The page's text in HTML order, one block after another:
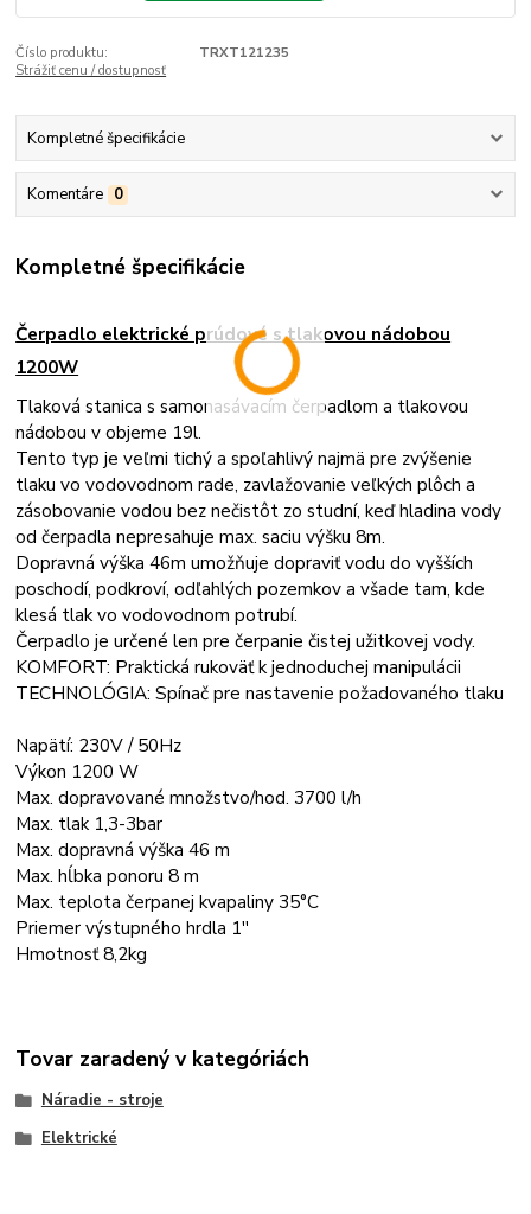
Číslo produktu:
TRXT121235
Strážiť cenu / dostupnosť
Kompletné špecifikácie
Komentáre 0
Kompletné špecifikácie
Čerpadlo elektrické prúdové s tlakovou nádobou
1200W
Tlaková stanica s samonasávacím čerpadlom a tlakovou
nádobou v objeme 19l.
Tento typ je veľmi tichý a spoľahlivý najmä pre zvýšenie
tlaku vo vodovodnom rade, zavlažovanie veľkých plôch a
zásobovanie vodou bez nečistôt zo studní, keď hladina vody
od čerpadla nepresahuje max. saciu výšku 8m.
Dopravná výška 46m umožňuje dopraviť vodu do vyšších
poschodí, podkroví, odľahlých pozemkov a všade tam, kde
klesá tlak vo vodovodnom potrubí.
Čerpadlo je určené len pre čerpanie čistej užitkovej vody.
KOMFORT: Praktická rukoväť k jednoduchej manipulácii
TECHNOLÓGIA: Spínač pre nastavenie požadovaného tlaku
Napätí: 230V / 50Hz
Výkon 1200 W
Max. dopravované množstvo/hod. 3700 l/h
Max. tlak 1,3-3bar
Max. dopravná výška 46 m
Max. hĺbka ponoru 8 m
Max. teplota čerpanej kvapaliny 35°C
Priemer výstupného hrdla 1''
Hmotnosť 8,2kg
Tovar zaradený v kategóriách
Náradie - stroje
Elektrické